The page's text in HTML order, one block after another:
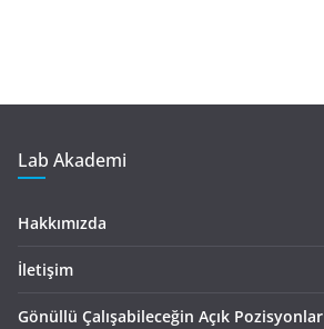
Lab Akademi
Hakkımızda
İletişim
Gönüllü Çalışabileceğin Açık Pozisyonlar